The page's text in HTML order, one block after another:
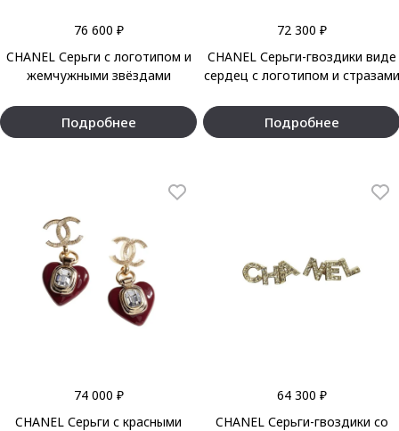
76 600 ₽
CHANEL Серьги с логотипом и
жемчужными звёздами
Подробнее
72 300 ₽
CHANEL Серьги-гвоздики виде
сердец с логотипом и стразами
Подробнее
74 000 ₽
CHANEL Серьги с красными
64 300 ₽
CHANEL Серьги-гвоздики со